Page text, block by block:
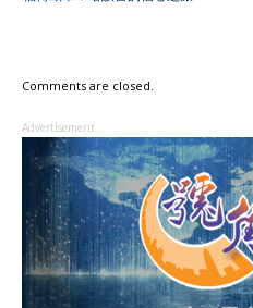
Comments are closed.
Advertisement